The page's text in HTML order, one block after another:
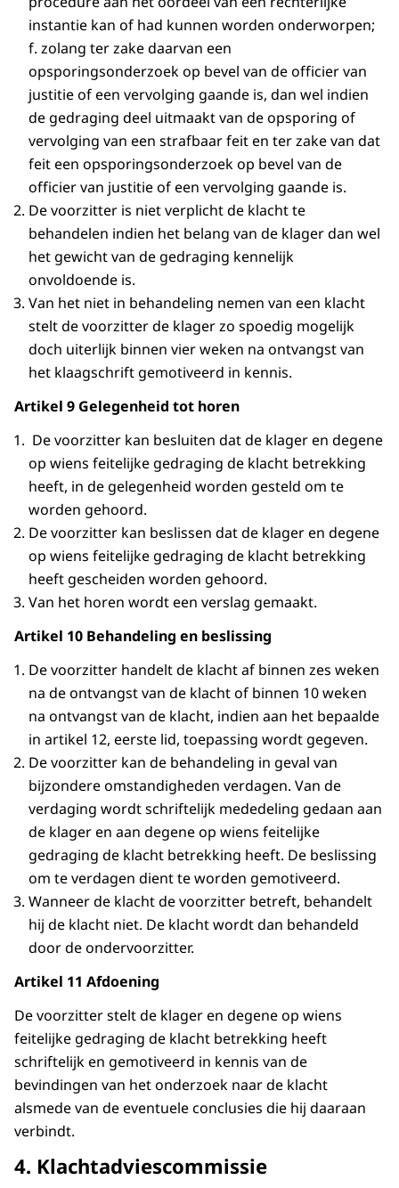
instantie kan of had kunnen worden onderworpen;
f. zolang ter zake daarvan een
opsporingsonderzoek op bevel van de officier van
justitie of een vervolging gaande is, dan wel indien
de gedraging deel uitmaakt van de opsporing of
vervolging van een strafbaar feit en ter zake van dat
feit een opsporingsonderzoek op bevel van de
officier van justitie of een vervolging gaande is.
De voorzitter is niet verplicht de klacht te
behandelen indien het belang van de klager dan wel
het gewicht van de gedraging kennelijk
onvoldoende is.
Van het niet in behandeling nemen van een klacht
stelt de voorzitter de klager zo spoedig mogelijk
doch uiterlijk binnen vier weken na ontvangst van
het klaagschrift gemotiveerd in kennis.
Artikel 9 Gelegenheid tot horen
De voorzitter kan besluiten dat de klager en degene
op wiens feitelijke gedraging de klacht betrekking
heeft, in de gelegenheid worden gesteld om te
worden gehoord.
De voorzitter kan beslissen dat de klager en degene
op wiens feitelijke gedraging de klacht betrekking
heeft gescheiden worden gehoord.
Van het horen wordt een verslag gemaakt.
Artikel 10 Behandeling en beslissing
De voorzitter handelt de klacht af binnen zes weken
na de ontvangst van de klacht of binnen 10 weken
na ontvangst van de klacht, indien aan het bepaalde
in artikel 12, eerste lid, toepassing wordt gegeven.
De voorzitter kan de behandeling in geval van
bijzondere omstandigheden verdagen. Van de
verdaging wordt schriftelijk mededeling gedaan aan
de klager en aan degene op wiens feitelijke
gedraging de klacht betrekking heeft. De beslissing
om te verdagen dient te worden gemotiveerd.
Wanneer de klacht de voorzitter betreft, behandelt
hij de klacht niet. De klacht wordt dan behandeld
door de ondervoorzitter.
Artikel 11 Afdoening
De voorzitter stelt de klager en degene op wiens
feitelijke gedraging de klacht betrekking heeft
schriftelijk en gemotiveerd in kennis van de
bevindingen van het onderzoek naar de klacht
alsmede van de eventuele conclusies die hij daaraan
verbindt.
4. Klachtadviescommissie